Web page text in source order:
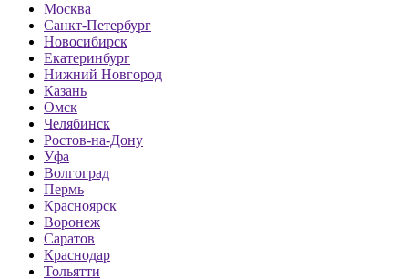
Москва
Санкт-Петербург
Новосибирск
Екатеринбург
Нижний Новгород
Казань
Омск
Челябинск
Ростов-на-Дону
Уфа
Волгоград
Пермь
Красноярск
Воронеж
Саратов
Краснодар
Тольятти